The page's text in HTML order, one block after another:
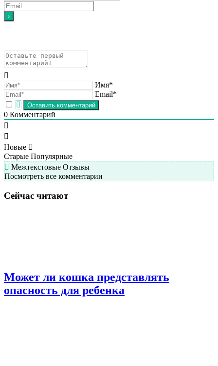
Имя*
Email*
0 Комментарий
Новые
Старые Популярные
Межтекстовые Отзывы
Посмотреть все комментарии
Сейчас читают
Может ли кошка представлять
опасность для ребенка